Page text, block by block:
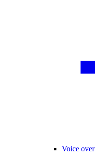
Voice over